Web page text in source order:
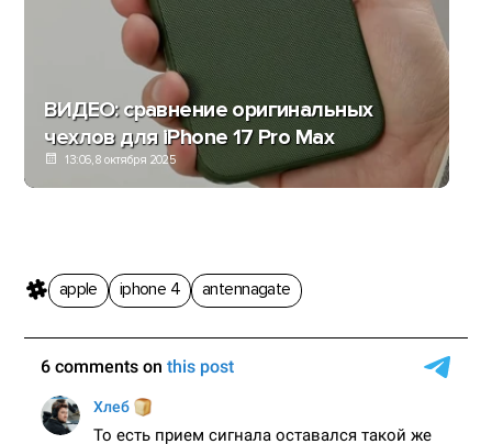
ВИДЕО: сравнение оригинальных
чехлов для iPhone 17 Pro Max
13:06, 8 октября 2025
apple iphone 4 antennagate